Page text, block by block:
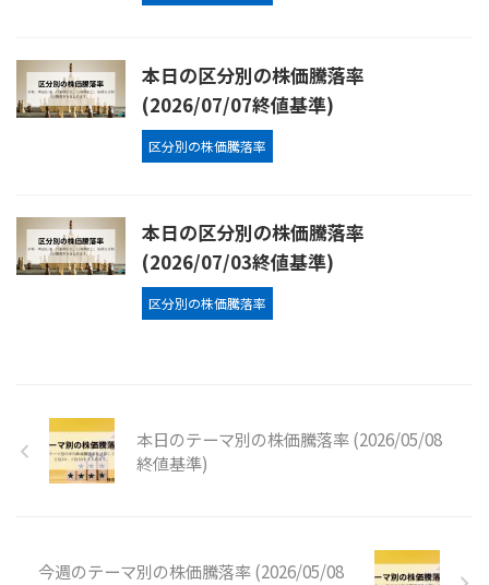
本日の区分別の株価騰落率
(2026/07/07終値基準)
区分別の株価騰落率
本日の区分別の株価騰落率
(2026/07/03終値基準)
区分別の株価騰落率
本日のテーマ別の株価騰落率 (2026/05/08
終値基準)
今週のテーマ別の株価騰落率 (2026/05/08